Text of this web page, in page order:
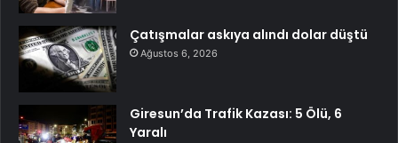
Çatışmalar askıya alındı dolar düştü
Ağustos 6, 2026
Giresun’da Trafik Kazası: 5 Ölü, 6
Yaralı